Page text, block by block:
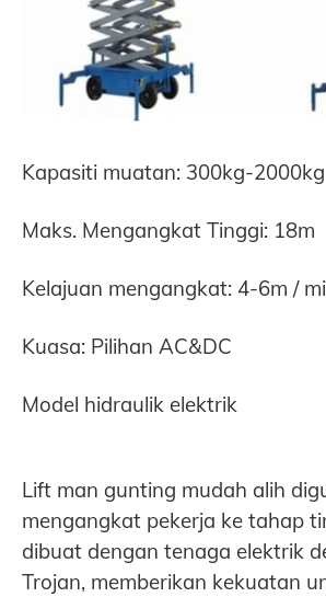
Kapasiti muatan: 300kg-2000kg
Maks. Mengangkat Tinggi: 18m
Kelajuan mengangkat: 4-6m /
Kuasa: Pilihan AC&DC
Model hidraulik elektrik
Lift man gunting mudah alih
mengangkat pekerja ke tahap
dibuat dengan tenaga elektrik
Trojan, memberikan kekuatan